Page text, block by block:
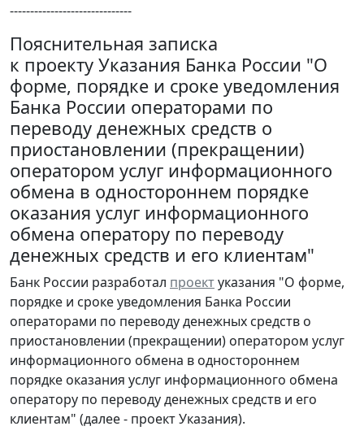
------------------------------
Пояснительная записка
к проекту Указания Банка России "О
форме, порядке и сроке уведомления
Банка России операторами по
переводу денежных средств о
приостановлении (прекращении)
оператором услуг информационного
обмена в одностороннем порядке
оказания услуг информационного
обмена оператору по переводу
денежных средств и его клиентам"
Банк России разработал проектуказания "О форме,
порядке и сроке уведомления Банка России
операторами по переводу денежных средств о
приостановлении (прекращении) оператором услуг
информационного обмена в одностороннем
порядке оказания услуг информационного обмена
оператору по переводу денежных средств и его
клиентам" (далее - проект Указания).